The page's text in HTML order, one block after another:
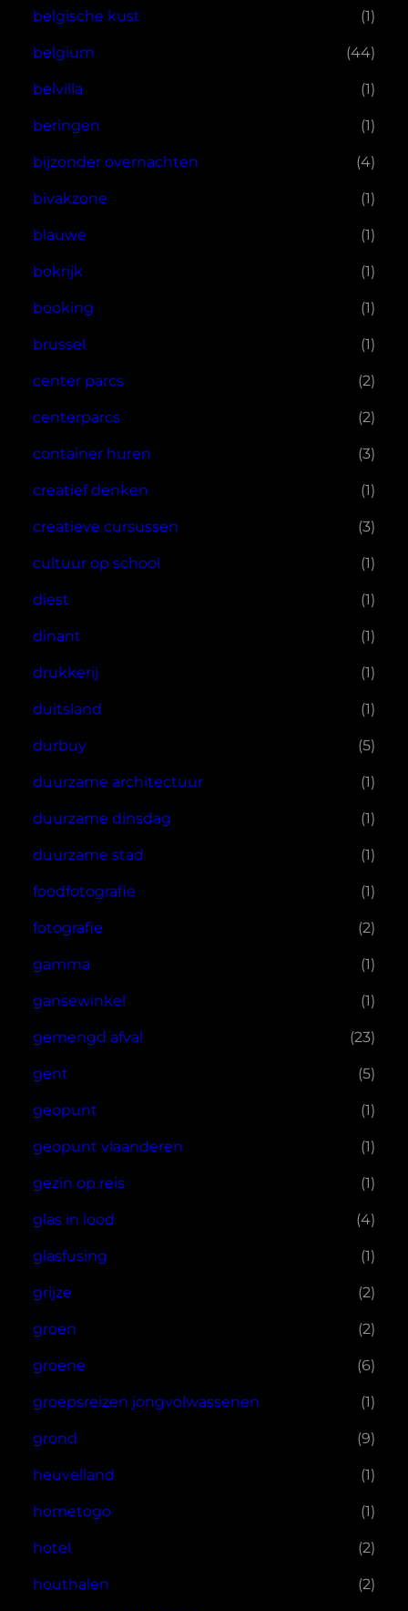
belgische kust (1)
belgium (44)
belvilla (1)
beringen (1)
bijzonder overnachten (4)
bivakzone (1)
blauwe (1)
bokrijk (1)
booking (1)
brussel (1)
center parcs (2)
centerparcs (2)
container huren (3)
creatief denken (1)
creatieve cursussen (3)
cultuur op school (1)
diest (1)
dinant (1)
drukkerij (1)
duitsland (1)
durbuy (5)
duurzame architectuur (1)
duurzame dinsdag (1)
duurzame stad (1)
foodfotografie (1)
fotografie (2)
gamma (1)
gansewinkel (1)
gemengd afval (23)
gent (5)
geopunt (1)
geopunt vlaanderen (1)
gezin op reis (1)
glas in lood (4)
glasfusing (1)
grijze (2)
groen (2)
groene (6)
groepsreizen jongvolwassenen (1)
grond (9)
heuvelland (1)
hometogo (1)
hotel (2)
houthalen (2)